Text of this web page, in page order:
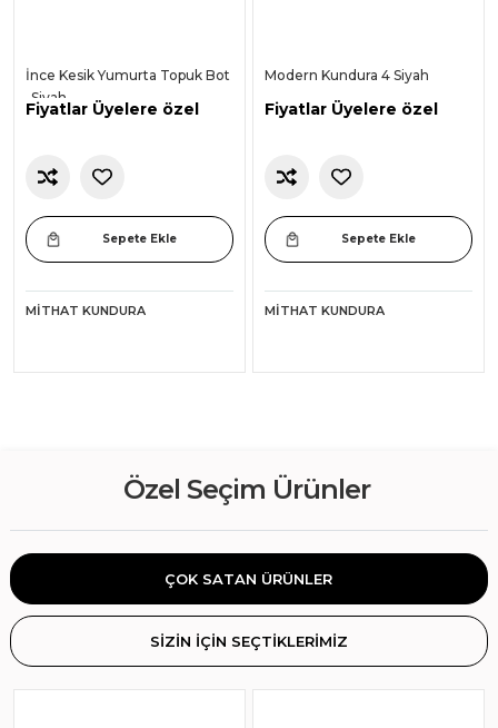
İnce Kesik Yumurta Topuk Bot
-Siyah-
Fiyatlar Üyelere özel
Sepete Ekle
MITHAT KUNDURA
Modern Kundura 4 Siyah
Fiyatlar Üyelere özel
Sepete Ekle
MITHAT KUNDURA
Özel Seçim Ürünler
ÇOK SATAN ÜRÜNLER
SİZİN İÇİN SEÇTİKLERİMİZ